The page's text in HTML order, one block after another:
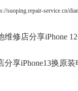
service.cn/
维修店分享iPhone
分享iPhone13换原